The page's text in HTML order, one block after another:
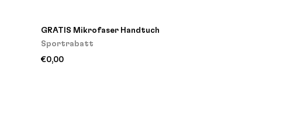
GRATIS Mikrofaser Handtuch
Sportrabatt
€0,00